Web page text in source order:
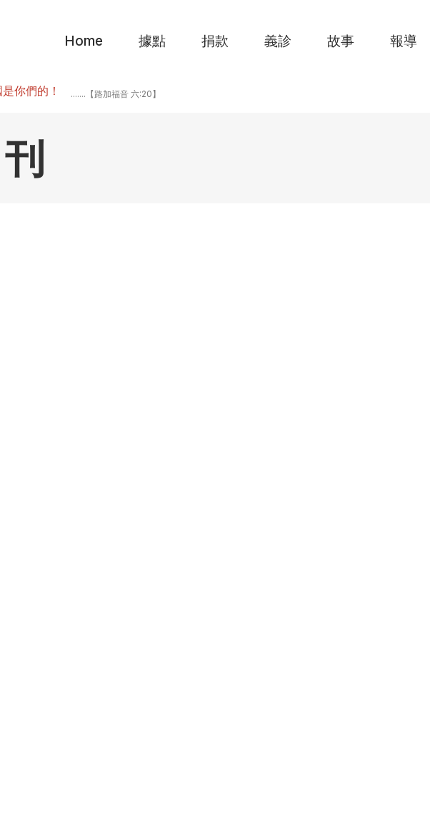
Home 據點 捐款 義診 故事 報導
是你們的！ .......【路加福音 六:20】